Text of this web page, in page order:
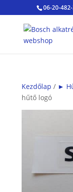
06-20-
Kezdőlap / ►
hűtő logó